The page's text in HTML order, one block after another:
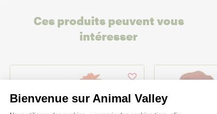
Bienvenue sur Animal Valley
Ces produits peuvent vous
intéresser